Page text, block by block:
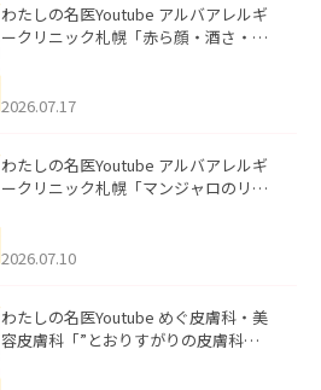
わたしの名医Youtube アルバアレルギ
ークリニック札幌「赤ら顔・酒さ・ニ
した。
2026.07.17
わたしの名医Youtube アルバアレルギ
ークリニック札幌「マンジャロのリア
た。
2026.07.10
わたしの名医Youtube めぐ皮膚科・美
容皮膚科「”とおりすがりの皮膚科